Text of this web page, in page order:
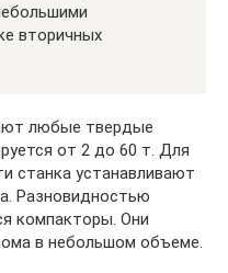
вторичных
любые твердые
от 2 до 60 т. Для
станка устанавливают
Разновидностью
компакторы. Они
в небольшом объеме.